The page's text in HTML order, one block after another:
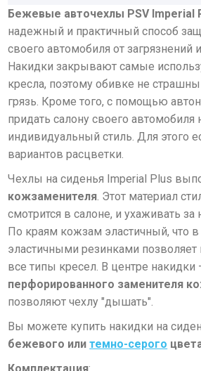
Бежевые авточехлы PSV Imperial
надежный и практичный способ
своего автомобиля от загрязнений
Накидки закрывают самые
кресла, поэтому обивке не
грязь. Кроме того, с помощью
придать салону своего
индивидуальный стиль. Для этого
вариантов расцветки.
Чехлы на сиденья Imperial Plus
кожзаменителя. Этот материал
смотрится в салоне, и ухаживать за
По краям кожзам эластичный, что в
эластичными резинками позволяет
все типы кресел. В центре накидки
перфорированного заменителя
позволяют чехлу "дышать".
Вы можете купить накидки на
бежевого илитемно-серого